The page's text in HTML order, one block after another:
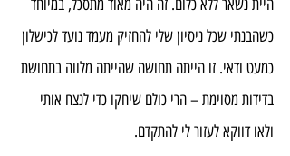
היית נשאר ללא כלום. זה היה מאוד מתסכל, במיוחד
כשהבנתי שכל ניסיון שלי להחזיק מעמד נועד לכישלון
כמעט ודאי. זו הייתה תחושה שהייתה מלווה בתחושת
בדידות מסוימת – הרי כולם שיחקו כדי לנצח אותי
ולאו דווקא לעזור לי להתקדם.